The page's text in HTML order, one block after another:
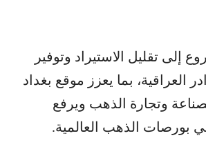
إلى تقليل الاستيراد وتوفير
العراقية، بما يعزز موقع بغداد
وتجارة الذهب ويرفع
بورصات الذهب العالمية.